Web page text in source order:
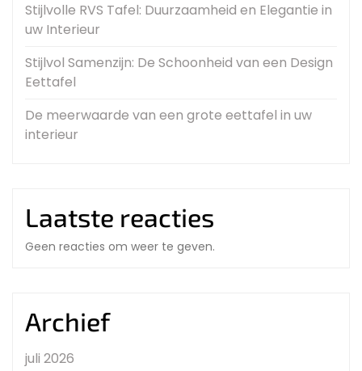
Stijlvolle RVS Tafel: Duurzaamheid en Elegantie in
uw Interieur
Stijlvol Samenzijn: De Schoonheid van een Design
Eettafel
De meerwaarde van een grote eettafel in uw
interieur
Laatste reacties
Geen reacties om weer te geven.
Archief
juli 2026